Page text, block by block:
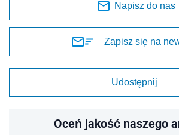
Napisz do nas
Zapisz się na
Udostępnij
Oceń jakość naszego